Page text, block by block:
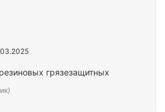
грязезащитных